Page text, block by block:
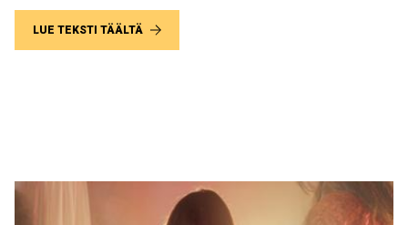
LUE TEKSTI TÄÄLTÄ